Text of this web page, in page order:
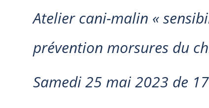
Atelier cani-malin «
prévention morsures du
Samedi 25 mai 2023 de